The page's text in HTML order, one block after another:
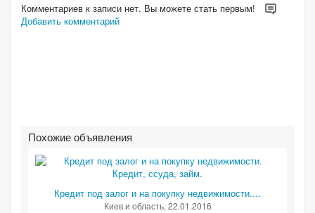
Комментариев к записи нет. Вы можете стать первым!
Добавить комментарий
Похожие объявления
Кредит под залог и на покупку недвижимости....
Киев и область, 22.01.2016